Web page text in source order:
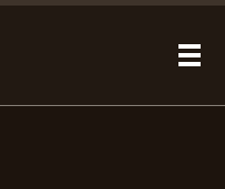
メ